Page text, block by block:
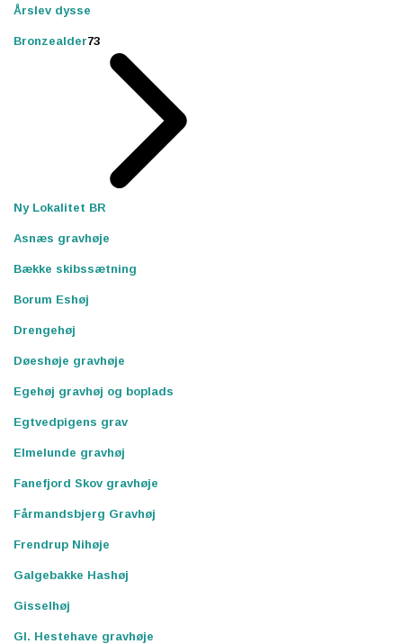
Årslev dysse
Bronzealder73
Ny Lokalitet BR
Asnæs gravhøje
Bække skibssætning
Borum Eshøj
Drengehøj
Døeshøje gravhøje
Egehøj gravhøj og boplads
Egtvedpigens grav
Elmelunde gravhøj
Fanefjord Skov gravhøje
Fårmandsbjerg Gravhøj
Frendrup Nihøje
Galgebakke Hashøj
Gisselhøj
Gl. Hestehave gravhøje